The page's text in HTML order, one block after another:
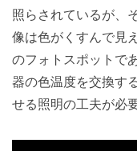
照らされているが、
像は色がくすんで見
のフォトスポットで
器の色温度を交換す
せる照明の工夫が必